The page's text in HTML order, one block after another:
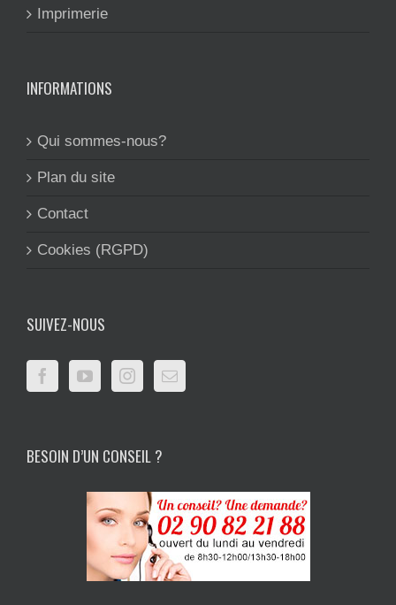
Imprimerie
INFORMATIONS
Qui sommes-nous?
Plan du site
Contact
Cookies (RGPD)
SUIVEZ-NOUS
BESOIN D’UN CONSEIL ?